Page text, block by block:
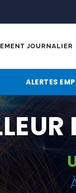
JOURNALIER
ALERTES